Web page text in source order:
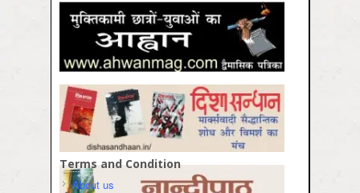
Terms and Condition
About us